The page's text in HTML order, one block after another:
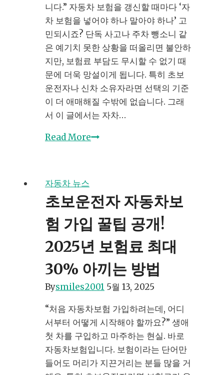
니다.” 자동차 보험을 갱신할 때마다 ‘자
차 보험을 넣어야 하나 말아야 하나’ 고
민되시죠? 단독 사고나 주차 뺑소니 같
은 예기치 못한 상황을 떠올리면 불안하
지만, 보험료 부담도 무시할 수 없기 때
문에 더욱 망설이게 됩니다. 특히 초보
운전자나 신차 소유자라면 선택의 기준
이 더 애매해질 수밖에 없습니다. 그래
서 이 글에서는 자차…
Read More자
요
성,
선
택
닌
필
인
이
유!
운
전
자동차 뉴스
초보운전자 자동차보
험 가입 꿀팁 공개!
2025년 보험료 최대
30% 아끼는 방법
Bysmiles2001 5월 13, 2025
“처음 자동차보험 가입하려는데, 어디
서부터 어떻게 시작해야 할까요?” 생애
첫 차를 구입하고 마주하는 현실. 바로
자동차보험입니다. 보험이라는 단어만
들어도 머리가 지끈거리는 분들 많을 거